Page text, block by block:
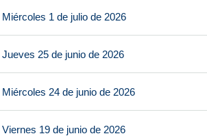
1 de julio de 2026
25 de junio de 2026
24 de junio de 2026
19 de junio de 2026